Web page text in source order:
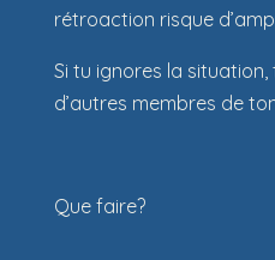
rétroaction risque
Si tu ignores la
d’autres membres de
Que faire?